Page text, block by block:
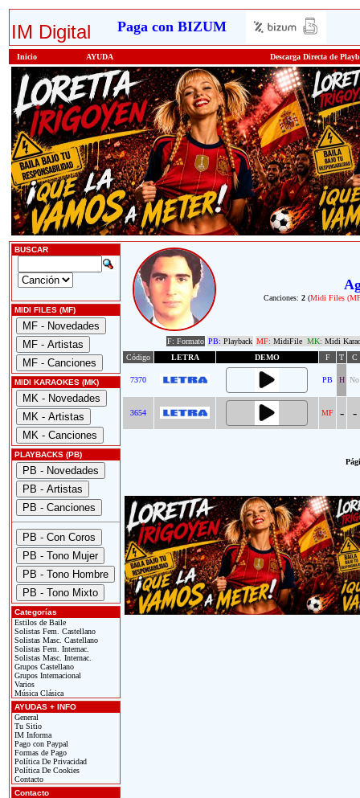
IM Digital Paga con BIZUM
Inicio AYUDA Descarga Directa de
BUSCAR
MIDI FILES (MF)
MIDI KARAOKES (MK)
PLAYBACKS (PB)
Categorías
Estilos de Baile
Solistas Fem. Castellano
Solistas Masc. Castellano
Solistas Fem. Internac.
Solistas Masc. Internac.
Grupos Castellano
Grupos Internacional
Varios
Música Clásica
AYUDAS + INFO
General
Tu Sitio
IM Informa
Pago con Paypal
Formas de Pago
Política De Privacidad
Política De Cookies
Contacto
Contacto
Canciones: 2 (Midi Files
F: Formato PB: Playback MF: MidiFile MK: Midi
Código
LETRA DEMO F T C
7370 PB H No
3654 MF - -